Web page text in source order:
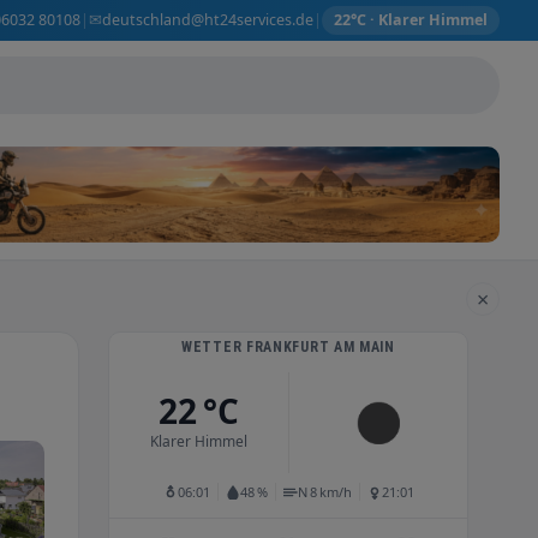
80108| ✉deutschland@ht24services.de| 22°C · Klarer Himmel
×
WETTER FRANKFURT AM MAIN
22 °C
Klarer Himmel
06:01 48 % N 8 km/h 21:01